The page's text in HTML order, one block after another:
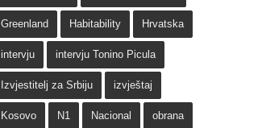
Greenland Habitability Hrvatska
intervju intervju Tonino Picula
Izvjestitelj za Srbiju izvještaj
Kosovo N1 Nacional obrana